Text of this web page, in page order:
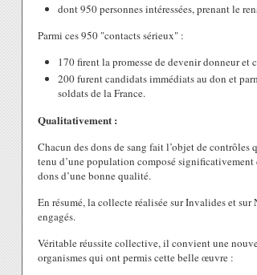
dont 950 personnes intéressées, prenant le
Parmi ces 950 "contacts sérieux" :
170 firent la promesse de devenir donneur et
200 furent candidats immédiats au don et
soldats de la France.
Qualitativement :
Chacun des dons de sang fait l’objet de
tenu d’une population composé
dons d’une bonne qualité.
En résumé, la collecte réalisée sur Invalides et
engagés.
Véritable réussite collective, il convient une
organismes qui ont permis cette belle œuvre :